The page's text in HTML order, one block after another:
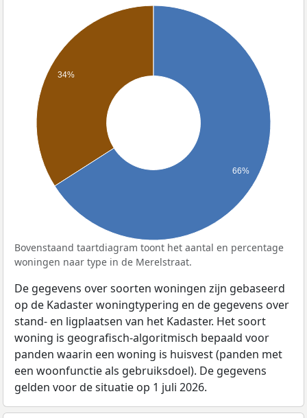
34%
66%
Bovenstaand taartdiagram toont het aantal en percentage
woningen naar type in de Merelstraat.
De gegevens over soorten woningen zijn gebaseerd
op de Kadaster woningtypering en de gegevens over
stand- en ligplaatsen van het Kadaster. Het soort
woning is geografisch-algoritmisch bepaald voor
panden waarin een woning is huisvest (panden met
een woonfunctie als gebruiksdoel). De gegevens
gelden voor de situatie op 1 juli 2026.